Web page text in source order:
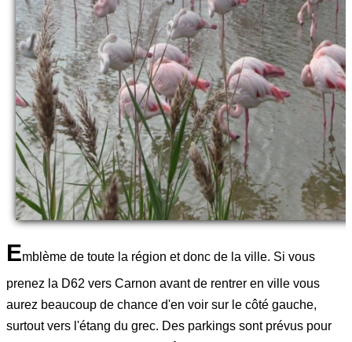
Emblème de toute la région et donc de la ville. Si vous
prenez la D62 vers Carnon avant de rentrer en ville vous
aurez beaucoup de chance d'en voir sur le côté gauche,
surtout vers l'étang du grec. Des parkings sont prévus pour